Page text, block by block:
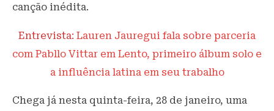
canção inédita.
Entrevista: Lauren Jauregui fala sobre parceria
com Pabllo Vittar em Lento, primeiro álbum solo e
a influência latina em seu trabalho
Chega já nesta quinta-feira, 28 de janeiro, uma